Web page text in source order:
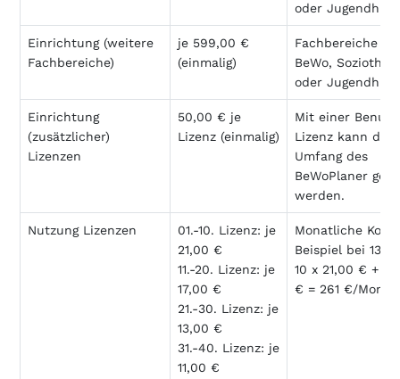
oder Jugendhilfe
Einrichtung (weitere
Fachbereiche)
je 599,00 €
(einmalig)
Fachbereiche
BeWo,
oder Jugendhilfe
Einrichtung
(zusätzlicher)
Lizenzen
50,00 € je
Lizenz (einmalig)
Mit einer
Lizenz kann der
Umfang des
BeWoPlaner
werden.
Nutzung Lizenzen
01.-10. Lizenz: je
21,00 €
11.-20. Lizenz: je
17,00 €
21.-30. Lizenz: je
13,00 €
31.-40. Lizenz: je
11,00 €
Monatliche
Beispiel bei 13
10 x 21,00 € + 3
€ = 261 €/Monat